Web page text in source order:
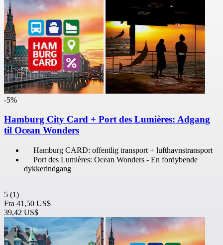
-5%
Hamburg City Card + Port des Lumières: Adgang
til Ocean Wonders
Hamburg CARD: offentlig transport + lufthavnstransport
Port des Lumières: Ocean Wonders - En fordybende
dykkerindgang
5 (1)
Fra 41,50 US$
39,42 US$